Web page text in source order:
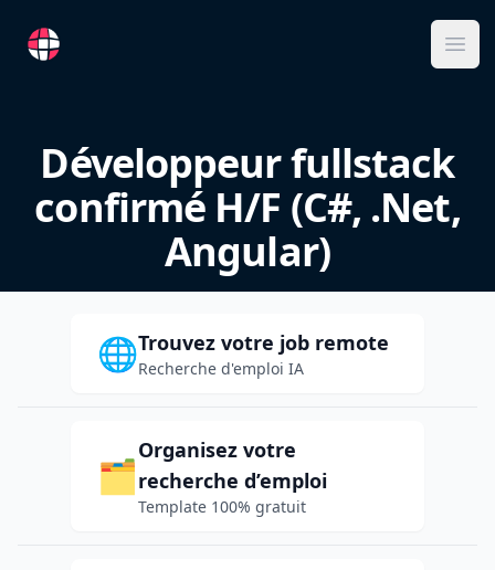
RemoteFR
Développeur fullstack
confirmé H/F (C#, .Net,
Angular)
🌐Trouvez votre job remote
Recherche d'emploi IA
🗂️
Organisez votre
recherche d’emploi
Template 100% gratuit